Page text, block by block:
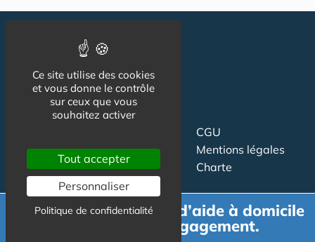
CGU
Mentions légales
Charte
Contact
Newsletter
Relation presse
Demande de devis d’aide à domicile
gratuit et sans engagement.
Ce site utilise des cookies
et vous donne le contrôle
sur ceux que vous
souhaitez activer
Tout accepter
Personnaliser
Politique de confidentialité